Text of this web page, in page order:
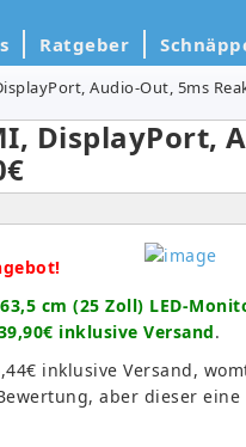
Ratgeber
Audio-Out, 5ms
DisplayPort,
63,5 cm (25 Zoll) LED-
inklusive Versand.
inklusive Versand,
aber dieser